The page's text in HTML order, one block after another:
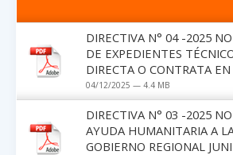
DIRECTIVA N° 04 -2025
DE EXPEDIENTES
DIRECTA O CONTRATA
04/12/2025 — 4.4 MB
DIRECTIVA N° 03 -2025
AYUDA HUMANITARIA A
GOBIERNO REGIONAL